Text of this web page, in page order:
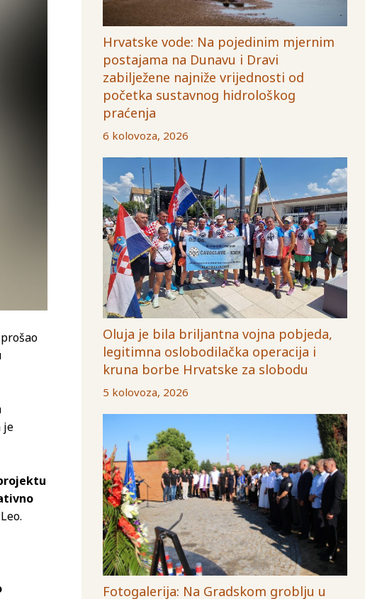
je
Hrvatske vode: Na pojedinim mjernim
postajama na Dunavu i Dravi
zabilježene najniže vrijednosti od
početka sustavnog hidrološkog
praćenja
6 kolovoza, 2026
Oluja je bila briljantna vojna pobjeda,
legitimna oslobodilačka operacija i
kruna borbe Hrvatske za slobodu
5 kolovoza, 2026
Fotogalerija: Na Gradskom groblju u